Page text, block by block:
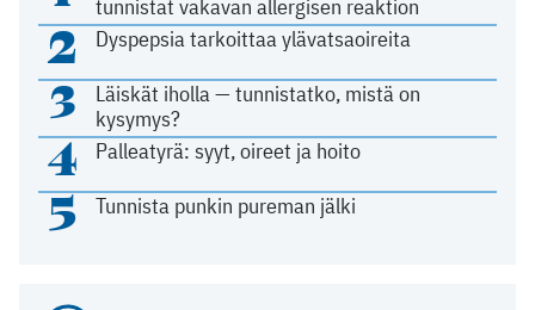
tunnistat vakavan allergisen reaktion
2 Dyspepsia tarkoittaa ylävatsaoireita
3
Läiskät iholla — tunnistatko, mistä on
kysymys?
4 Palleatyrä: syyt, oireet ja hoito
5 Tunnista punkin pureman jälki